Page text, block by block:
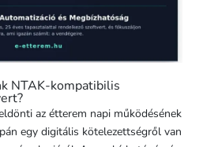
NTAK-kompatibilis
az étterem napi működésének
egy digitális kötelezettségről van